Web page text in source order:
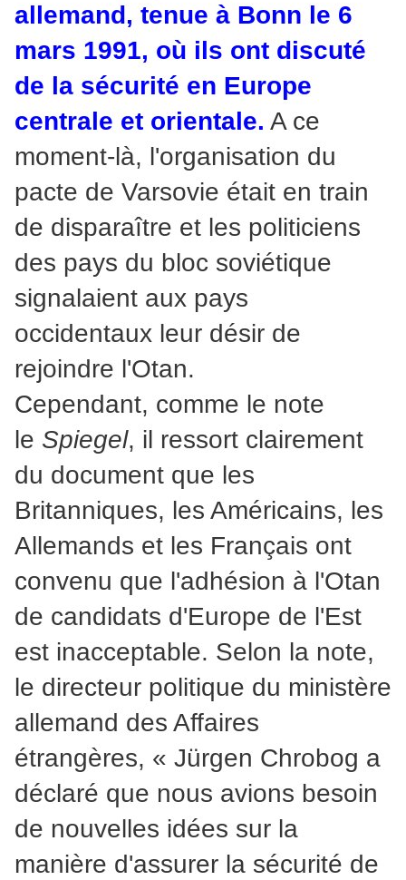
allemand, tenue à Bonn le 6
mars 1991, où ils ont discuté
de la sécurité en Europe
centrale et orientale. A ce
moment-là, l'organisation du
pacte de Varsovie était en train
de disparaître et les politiciens
des pays du bloc soviétique
signalaient aux pays
occidentaux leur désir de
rejoindre l'Otan.
Cependant, comme le note
le Spiegel, il ressort clairement
du document que les
Britanniques, les Américains, les
Allemands et les Français ont
convenu que l'adhésion à l'Otan
de candidats d'Europe de l'Est
est inacceptable. Selon la note,
le directeur politique du ministère
allemand des Affaires
étrangères, « Jürgen Chrobog a
déclaré que nous avions besoin
de nouvelles idées sur la
manière d'assurer la sécurité de